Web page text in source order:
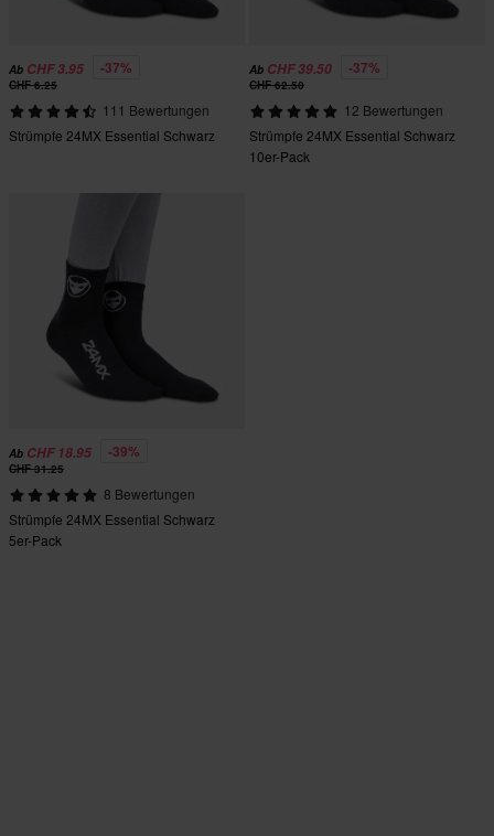
Ab CHF 3.95 -37%
CHF 6.25
111 Bewertungen
Strümpfe 24MX Essential Schwarz
Ab CHF 39.50 -37%
CHF 62.50
12 Bewertungen
Strümpfe 24MX Essential Schwarz
10er-Pack
Ab CHF 18.95 -39%
CHF 31.25
8 Bewertungen
Strümpfe 24MX Essential Schwarz
5er-Pack